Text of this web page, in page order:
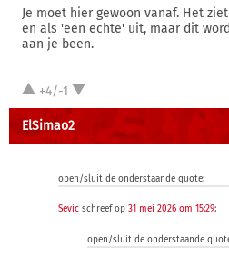
Je moet hier gewoon vanaf. Het
en als 'een echte' uit, maar dit
aan je been.
+4/-1
ElSimao2
open/sluit de onderstaande quote:
Sevic schreef op 31 mei 2026 om 15:29:
open/sluit de onderstaande